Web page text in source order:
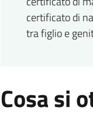
certificato di
tra figlio e
Cosa si